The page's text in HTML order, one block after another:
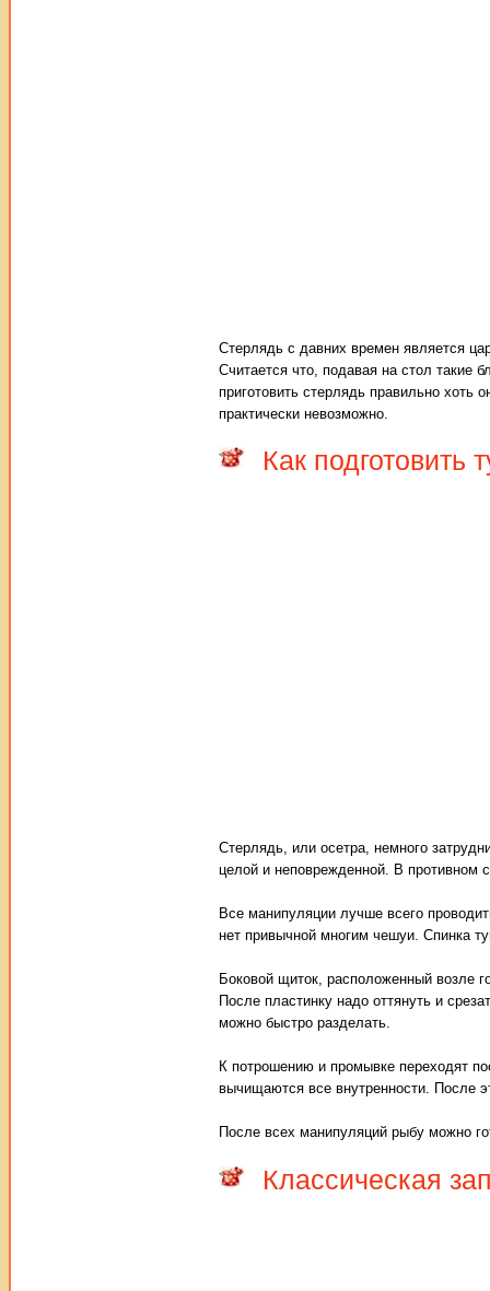
Стерлядь с давних времен является
Считается что, подавая на стол такие
приготовить стерлядь правильно хоть
практически невозможно.
Как подготовить
Стерлядь, или осетра, немного
целой и неповрежденной. В противном
Все манипуляции лучше всего
нет привычной многим чешуи. Спинка
Боковой щиток, расположенный возле
После пластинку надо оттянуть и
можно быстро разделать.
К потрошению и промывке переходят
вычищаются все внутренности. После
После всех манипуляций рыбу можно
Классическая